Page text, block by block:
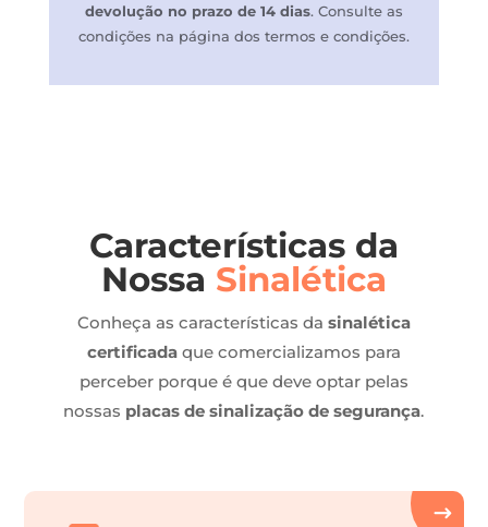
devolução no prazo de 14 dias. Consulte as
condições na página dos termos e condições.
Características da
Nossa Sinalética
Conheça as características da sinalética
certificadaque comercializamos para
perceber porque é que deve optar pelas
nossas placas de sinalização de segurança.